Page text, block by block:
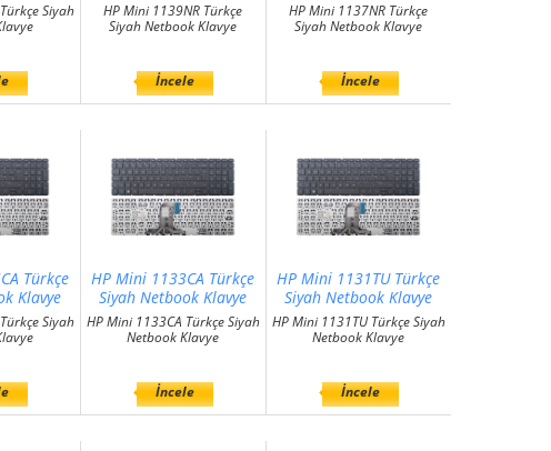
Siyah
HP Mini 1139NR Türkçe
Siyah Netbook Klavye
İncele
HP Mini 1137NR Türkçe
Siyah Netbook Klavye
İncele
Türkçe
Klavye
Siyah
HP Mini 1133CA Türkçe
Siyah Netbook Klavye
HP Mini 1133CA Türkçe Siyah
Netbook Klavye
İncele
HP Mini 1131TU Türkçe
Siyah Netbook Klavye
HP Mini 1131TU Türkçe Siyah
Netbook Klavye
İncele